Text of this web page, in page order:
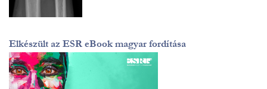
Elkészült az ESR eBook magyar fordítása